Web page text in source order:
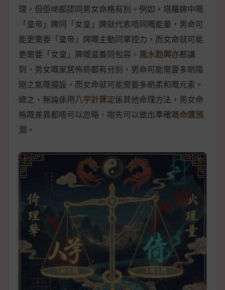
理，但佢哋都認同男女命格有別。例如，塔羅牌中嘅
「皇帝」牌同「女皇」牌就代表唔同嘅能量，男命可
能更需要「皇帝」牌嘅主動同掌控力，而女命就可能
更需要「女皇」牌嘅滋養同包容。 風水勘輿亦都講
到，男女嘅家居佈局都有分別，男命可能需要多啲陽
剛之氣嘅擺設，而女命就可能需要多啲柔和嘅元素。
總之，無論係用八字計算定係其他命理方法，男女命
格嘅差異都唔可以忽略，咁先可以做出準確嘅命運預
測 。